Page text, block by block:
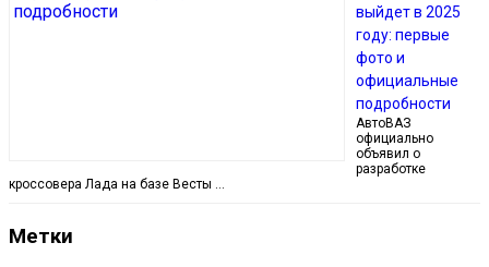
выйдет в 2025
году: первые
фото и
официальные
подробности
АвтоВАЗ
официально
объявил о
разработке
кроссовера Лада на базе Весты …
Метки